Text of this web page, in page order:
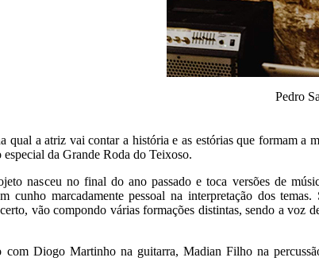
Pedro
qual a atriz vai contar a história e as estórias que formam a
da Grande Roda do Teixoso.
nasceu no final do ano passado e toca versões de
marcadamente pessoal na interpretação dos temas.
vão compondo várias formações distintas, sendo a voz
Diogo Martinho na guitarra, Madian Filho na